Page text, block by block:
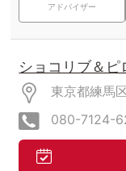
アドバイザー
ショコリブ＆
東京都練馬
080-7124-